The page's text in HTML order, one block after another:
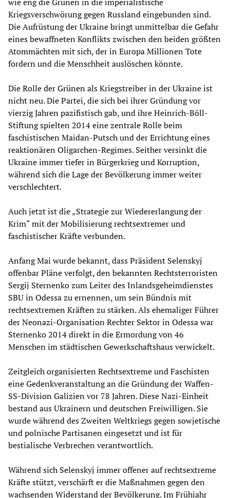
Kriegsverschwörung gegen Russland eingebunden sind.
Die Aufrüstung der Ukraine bringt unmittelbar die Gefahr
eines bewaffneten Konflikts zwischen den beiden größten
Atommächten mit sich, der in Europa Millionen Tote
fordern und die Menschheit auslöschen könnte.
Die Rolle der Grünen als Kriegstreiber in der Ukraine ist
nicht neu. Die Partei, die sich bei ihrer Gründung vor
vierzig Jahren pazifistisch gab, und ihre Heinrich-Böll-
Stiftung spielten 2014 eine zentrale Rolle beim
faschistischen Maidan-Putsch und der Errichtung eines
reaktionären Oligarchen-Regimes. Seither versinkt die
Ukraine immer tiefer in Bürgerkrieg und Korruption,
während sich die Lage der Bevölkerung immer weiter
verschlechtert.
Auch jetzt ist die „Strategie zur Wiedererlangung der
Krim“ mit der Mobilisierung rechtsextremer und
faschistischer Kräfte verbunden.
Anfang Mai wurde bekannt, dass Präsident Selenskyj
offenbar Pläne verfolgt, den bekannten Rechtsterroristen
Sergij Sternenko zum Leiter des Inlandsgeheimdienstes
SBU in Odessa zu ernennen, um sein Bündnis mit
rechtsextremen Kräften zu stärken. Als ehemaliger Führer
der Neonazi-Organisation Rechter Sektor in Odessa war
Sternenko 2014 direkt in die Ermordung von 46
Menschen im städtischen Gewerkschaftshaus verwickelt.
Zeitgleich organisierten Rechtsextreme und Faschisten
eine Gedenkveranstaltung an die Gründung der Waffen-
SS-Division Galizien vor 78 Jahren. Diese Nazi-Einheit
bestand aus Ukrainern und deutschen Freiwilligen. Sie
wurde während des Zweiten Weltkriegs gegen sowjetische
und polnische Partisanen eingesetzt und ist für
bestialische Verbrechen verantwortlich.
Während sich Selenskyj immer offener auf rechtsextreme
Kräfte stützt, verschärft er die Maßnahmen gegen den
wachsenden Widerstand der Bevölkerung. Im Frühjahr